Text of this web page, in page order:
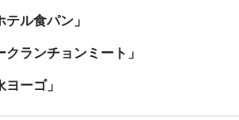
ル食パン」
ランチョンミート」
ーゴ」